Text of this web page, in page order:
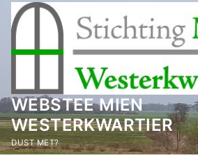
naar
inhoud
WEBSTEE MIEN
WESTERKWARTIER
DUST MET? Zoeken naar: